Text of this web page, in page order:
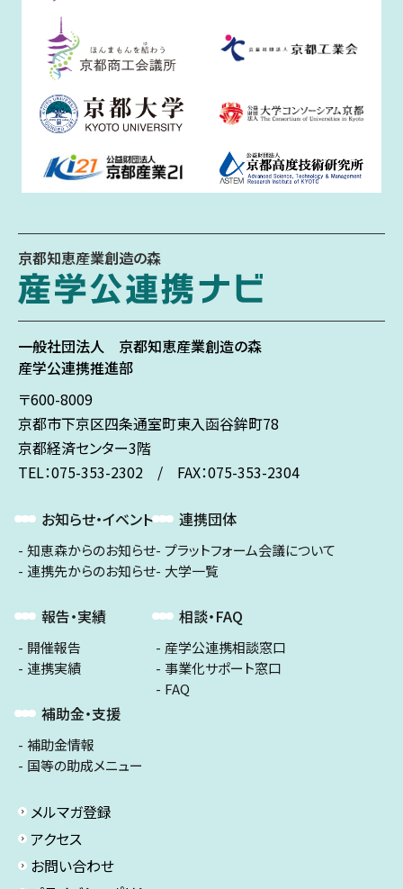
京都知恵産業創造の森
一般社団法人 京都知恵産業創造の森
産学公連携推進部
〒600-8009
京都市下京区四条通室町東入函谷鉾町78
京都経済センター3階
TEL：075-353-2302 / FAX：075-353-2304
お知らせ・イベント
知恵森からのお知らせ
連携先からのお知らせ
報告・実績
開催報告
連携実績
補助金・支援
補助金情報
国等の助成メニュー
連携団体
プラットフォーム会議について
大学一覧
相談・FAQ
産学公連携相談窓口
事業化サポート窓口
FAQ
メルマガ登録
アクセス
お問い合わせ